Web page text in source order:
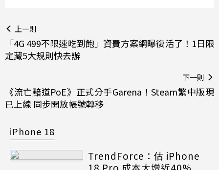
上一則
「4G 499不限速吃到飽」資費方案網曝復活了！1日限
定藏5大規則快去辦
下一則
《流亡黯道PoE》正式分手Garena！Steam繁中版現
已上線 同步開放帳號轉移
iPhone 18
TrendForce：估 iPhone
18 Pro 成本大增近40%